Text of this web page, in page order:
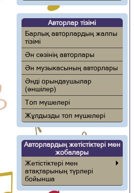
Авторлар тізімі
Барлық авторлардың жалпы
тізімі
Ән сөзінің авторлары
Ән музыкасының авторлары
Әнді орындаушылар
(әншілер)
Топ мүшелері
Жұлдызды топ мүшелері
Авторлардың жетістіктері мен
жобалары
Жетістіктері мен
атақтарының түрлері
бойынша